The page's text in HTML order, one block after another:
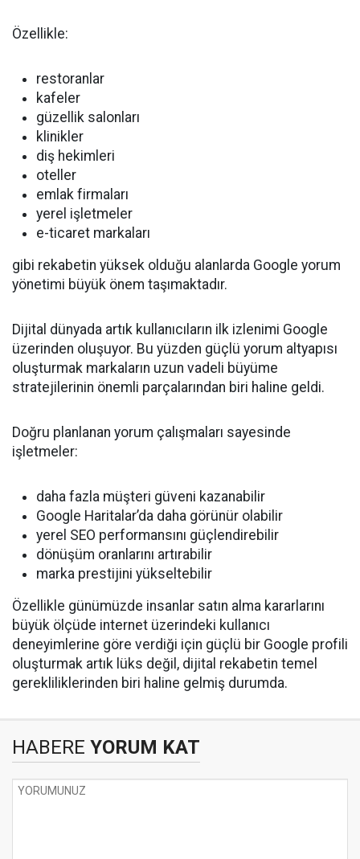
Özellikle:
restoranlar
kafeler
güzellik salonları
klinikler
diş hekimleri
oteller
emlak firmaları
yerel işletmeler
e-ticaret markaları
gibi rekabetin yüksek olduğu alanlarda Google yorum
yönetimi büyük önem taşımaktadır.
Dijital dünyada artık kullanıcıların ilk izlenimi Google
üzerinden oluşuyor. Bu yüzden güçlü yorum altyapısı
oluşturmak markaların uzun vadeli büyüme
stratejilerinin önemli parçalarından biri haline geldi.
Doğru planlanan yorum çalışmaları sayesinde
işletmeler:
daha fazla müşteri güveni kazanabilir
Google Haritalar’da daha görünür olabilir
yerel SEO performansını güçlendirebilir
dönüşüm oranlarını artırabilir
marka prestijini yükseltebilir
Özellikle günümüzde insanlar satın alma kararlarını
büyük ölçüde internet üzerindeki kullanıcı
deneyimlerine göre verdiği için güçlü bir Google profili
oluşturmak artık lüks değil, dijital rekabetin temel
gerekliliklerinden biri haline gelmiş durumda.
HABERE YORUM KAT